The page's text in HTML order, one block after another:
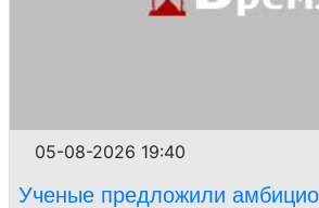
05-08-2026 19:40
Ученые предложили